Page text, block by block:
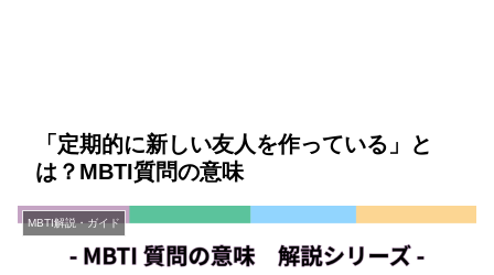
「定期的に新しい友人を作っている」と
は？MBTI質問の意味
MBTI解説・ガイド